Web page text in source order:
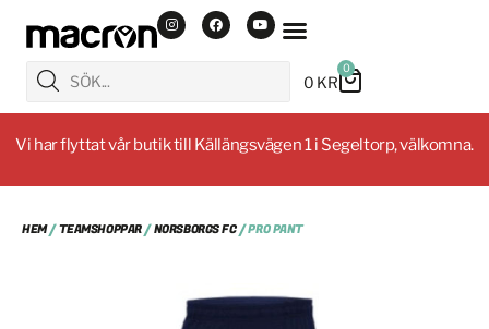
0 KR
0
Vi har flyttat vår butik till Källängsvägen 1 i Segeltorp, välkomna.
HEM/TEAMSHOPPAR/NORSBORGS FC/ PRO PANT